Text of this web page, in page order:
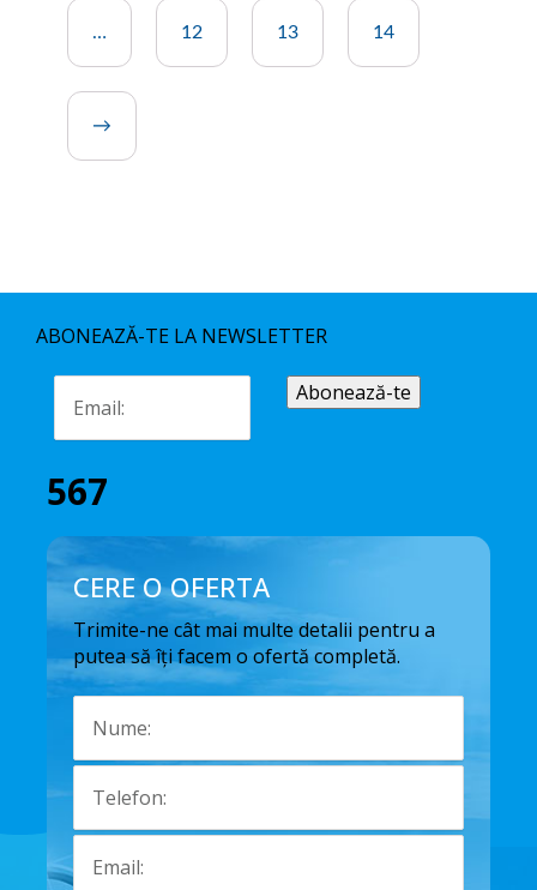
… 12 13 14
→
ABONEAZĂ-TE LA NEWSLETTER
567
CERE O OFERTA
Trimite-ne cât mai multe detalii pentru a
putea să îți facem o ofertă completă.